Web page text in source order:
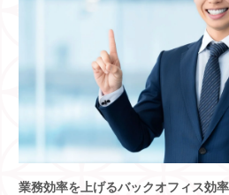
業務効率を上げるバックオフィス効